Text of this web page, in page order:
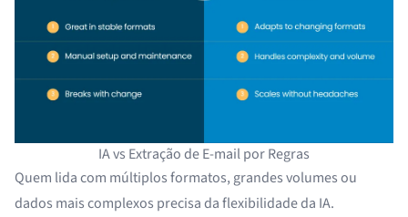
IA vs Extração de E-mail por Regras
Quem lida com múltiplos formatos, grandes volumes ou
dados mais complexos precisa da flexibilidade da IA.